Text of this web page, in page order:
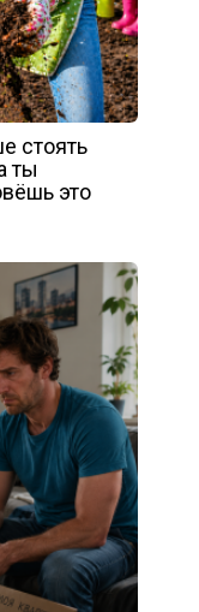
стоять
ты
это